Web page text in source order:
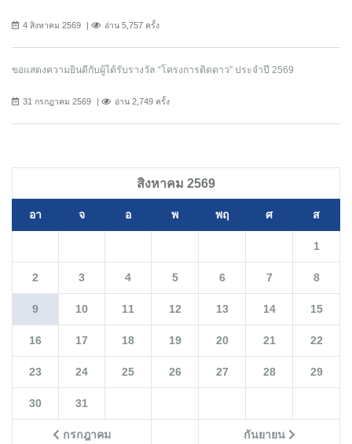
4 สิงหาคม 2569 อ่าน 5,757 ครั้ง
ขอแสดงความยินดีกับผู้ได้รับรางวัล “โครงการติดดาว” ประจำปี 2569
31 กรกฎาคม 2569 อ่าน 2,749 ครั้ง
สิงหาคม 2569
อา จ อ พ พฤ ศ ส
กรกฎาคม กันยายน
1
2 3 4 5 6 7 8
9 10 11 12 13 14 15
16 17 18 19 20 21 22
23 24 25 26 27 28 29
30 31